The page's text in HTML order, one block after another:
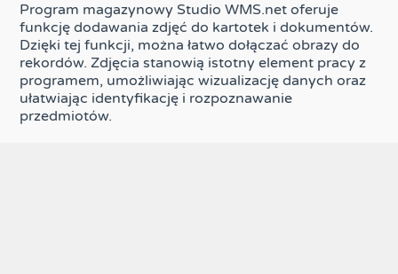
Program magazynowy Studio WMS.net oferuje
funkcję dodawania zdjęć do kartotek i dokumentów.
Dzięki tej funkcji, można łatwo dołączać obrazy do
rekordów. Zdjęcia stanowią istotny element pracy z
programem, umożliwiając wizualizację danych oraz
ułatwiając identyfikację i rozpoznawanie
przedmiotów.